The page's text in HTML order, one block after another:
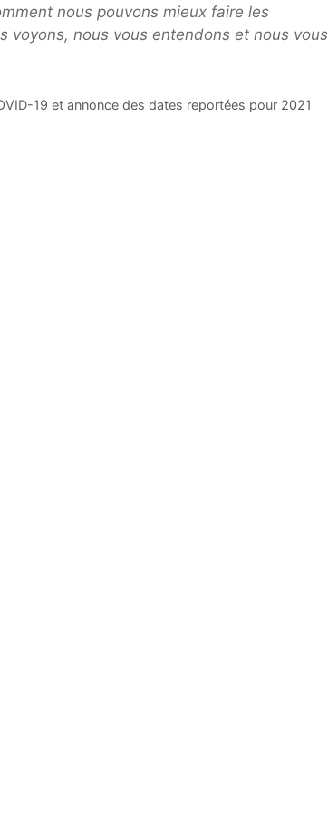
nous pouvons mieux faire les
voyons, nous vous entendons et nous vous
19 et annonce des dates reportées pour 2021